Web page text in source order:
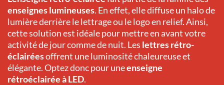
enseignes lumineuses. En effet, elle diffuse un halo de
lumière derrière le lettrage ou le logo en relief. Ainsi,
cette solution est idéale pour mettre en avant votre
activité de jour comme de nuit. Les lettres rétro-
éclairéesoffrent une luminosité chaleureuse et
élégante. Optez donc pour uneenseigne
rétroéclairée à LED.